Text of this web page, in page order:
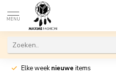
MENU
Elke weeknieuwe items